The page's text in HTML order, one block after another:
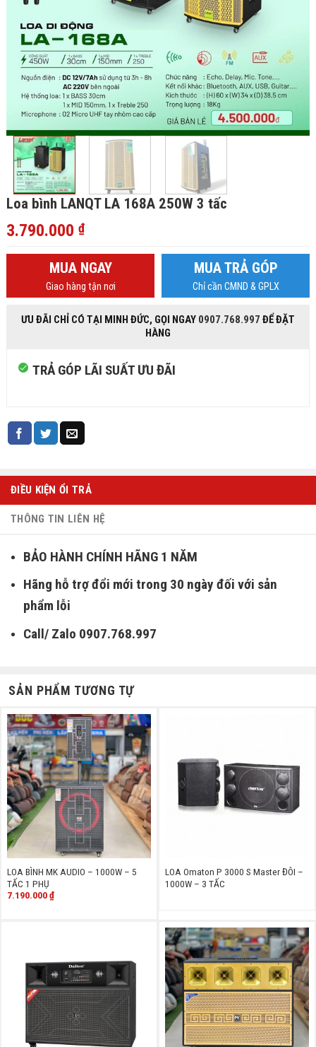
Loa bình LANQT LA 168A 250W 3 tấc
3.790.000 ₫
MUA NGAY
Giao hàng tận nơi
MUA TRẢ GÓP
Chỉ cần CMND & GPLX
ƯU ĐÃI CHỈ CÓ TẠI MINH ĐỨC, GỌI NGAY 0907.768.997 ĐỂ ĐẶT
HÀNG
TRẢ GÓP LÃI SUẤT ƯU ĐÃI
ĐIỀU KIỆN ỔI TRẢ
THÔNG TIN LIÊN HỆ
BẢO HÀNH CHÍNH HÃNG 1 NĂM
Hãng hỗ trợ đổi mới trong 30 ngày đối với sản
phẩm lỗi
Call/ Zalo 0907.768.997
SẢN PHẨM TƯƠNG TỰ
LOA BÌNH MK AUDIO – 1000W – 5
TẤC 1 PHỤ
7.190.000₫
LOA Omaton P 3000 S Master ĐÔI –
1000W – 3 TẤC